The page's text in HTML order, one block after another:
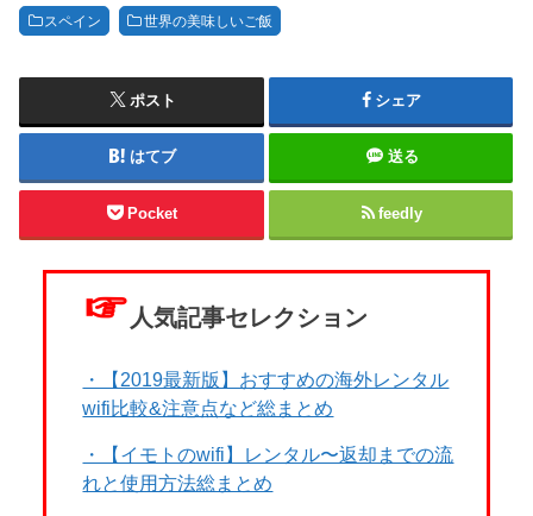
スペイン 世界の美味しいご飯
ポスト シェア
はてブ 送る
Pocket feedly
☞ 人気記事セレクション
・【2019最新版】おすすめの海外レンタル
wifi比較&注意点など総まとめ
・【イモトのwifi】レンタル〜返却までの流
れと使用方法総まとめ